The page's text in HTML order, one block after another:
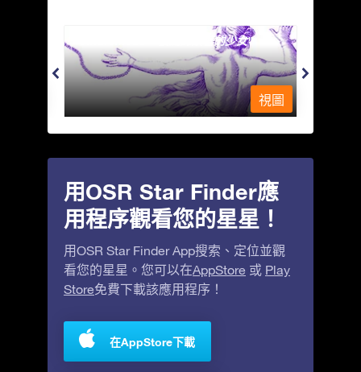
Andromeda - 被鐵鍊鎖著的少女
視圖
用OSR Star Finder應
用程序觀看您的星星！
用OSR Star Finder App搜索、定位並觀
看您的星星。您可以在AppStore 或 Play
Store免費下載該應用程序！
在AppStore下載